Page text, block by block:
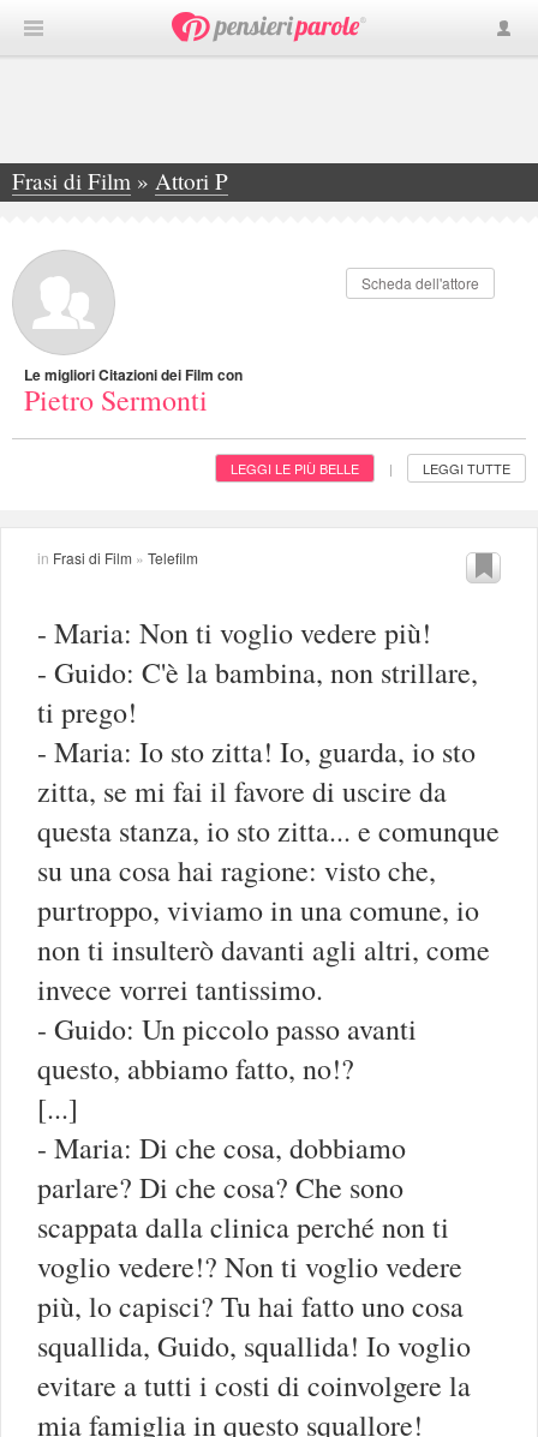
Frasi di Film » Attori P
»Pietro Sermonti
Scheda dell'attore
Le migliori Citazioni dei Film con
Pietro Sermonti
LEGGI LE PIÙ BELLE | LEGGI TUTTE
in Frasi di Film » Telefilm
- Maria: Non ti voglio vedere più!
- Guido: C'è la bambina, non strillare,
ti prego!
- Maria: Io sto zitta! Io, guarda, io sto
zitta, se mi fai il favore di uscire da
questa stanza, io sto zitta... e comunque
su una cosa hai ragione: visto che,
purtroppo, viviamo in una comune, io
non ti insulterò davanti agli altri, come
invece vorrei tantissimo.
- Guido: Un piccolo passo avanti
questo, abbiamo fatto, no!?
[...]
- Maria: Di che cosa, dobbiamo
parlare? Di che cosa? Che sono
scappata dalla clinica perché non ti
voglio vedere!? Non ti voglio vedere
più, lo capisci? Tu hai fatto uno cosa
squallida, Guido, squallida! Io voglio
evitare a tutti i costi di coinvolgere la
mia famiglia in questo squallore!